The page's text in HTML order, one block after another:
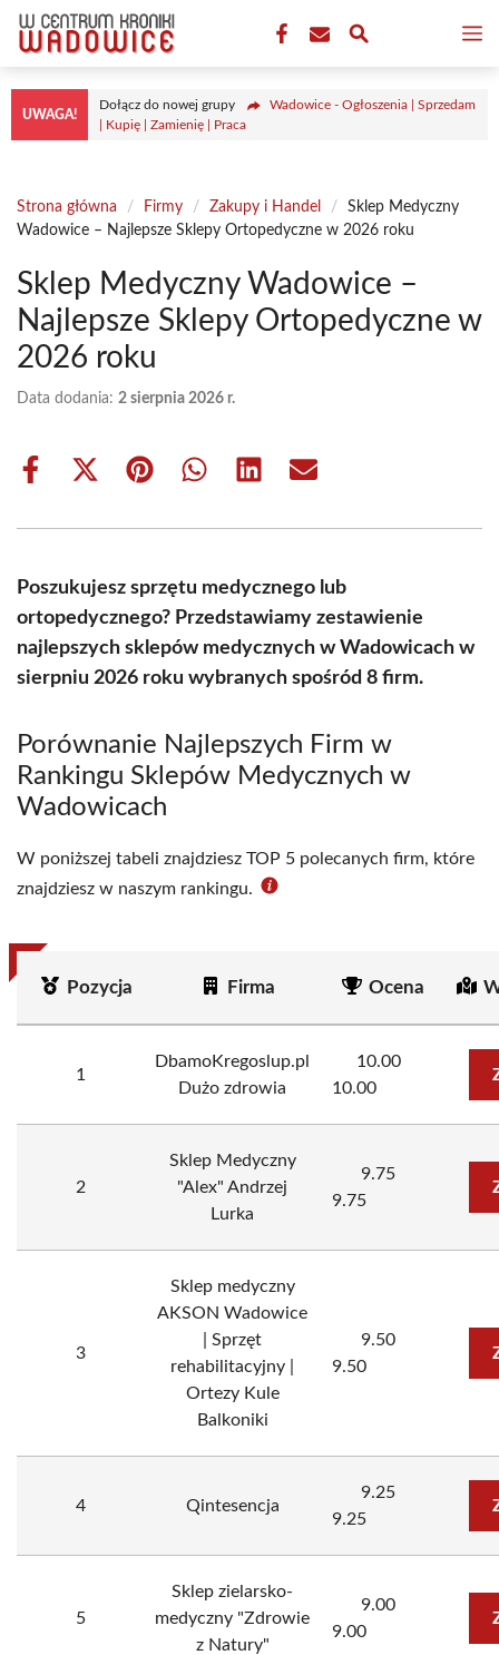
Przejdź
treści
UWAGA!
Dołącz do nowej grupy
Wadowice - Ogłoszenia | Sprzedam
| Kupię | Zamienię | Praca
Strona główna / Firmy / Zakupy i Handel /
Sklep Medyczny
Wadowice – Najlepsze Sklepy Ortopedyczne w 2026 roku
Sklep Medyczny Wadowice –
Najlepsze Sklepy Ortopedyczne w
2026 roku
Data dodania: 2 sierpnia 2026 r.
Share
Share
(Twitter)
Share Share Share Share
Poszukujesz sprzętu medycznego lub
ortopedycznego? Przedstawiamy zestawienie
najlepszych sklepów medycznych w Wadowicach w
sierpniu 2026 roku wybranych spośród 8 firm.
Porównanie Najlepszych Firm w
Rankingu Sklepów Medycznych w
Wadowicach
W poniższej tabeli znajdziesz TOP 5 polecanych firm, które
znajdziesz w naszym rankingu.
Pozycja Firma Ocena
1
DbamoKregoslup.pl
Dużo zdrowia
10.00
10.00
2
Sklep Medyczny
"Alex" Andrzej
Lurka
9.75
9.75
3
Sklep medyczny
AKSON Wadowice
| Sprzęt
rehabilitacyjny |
Ortezy Kule
Balkoniki
9.50
9.50
4 Qintesencja
9.25
9.25
5
Sklep zielarsko-
medyczny "Zdrowie
z Natury"
9.00
9.00